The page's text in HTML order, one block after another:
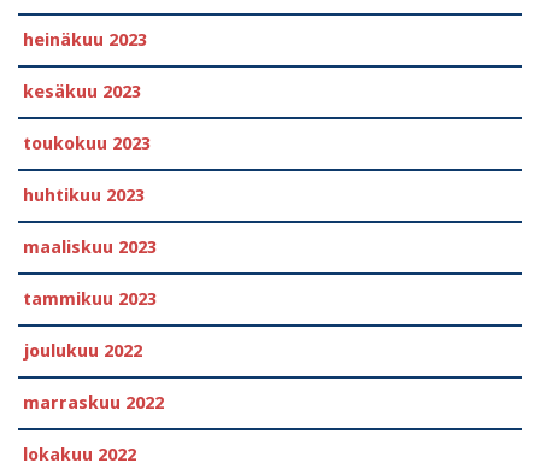
heinäkuu 2023
kesäkuu 2023
toukokuu 2023
huhtikuu 2023
maaliskuu 2023
tammikuu 2023
joulukuu 2022
marraskuu 2022
lokakuu 2022